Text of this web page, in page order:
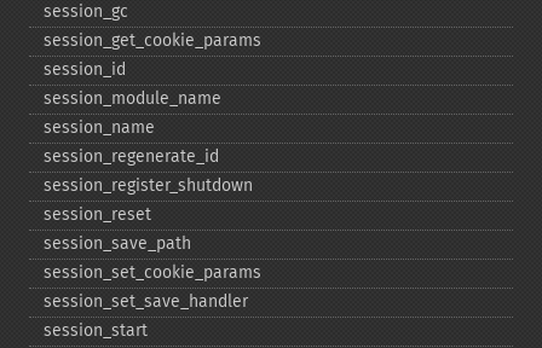
session_​gc
session_​get_​cookie_​params
session_​id
session_​module_​name
session_​name
session_​regenerate_​id
session_​register_​shutdown
session_​reset
session_​save_​path
session_​set_​cookie_​params
session_​set_​save_​handler
session_​start